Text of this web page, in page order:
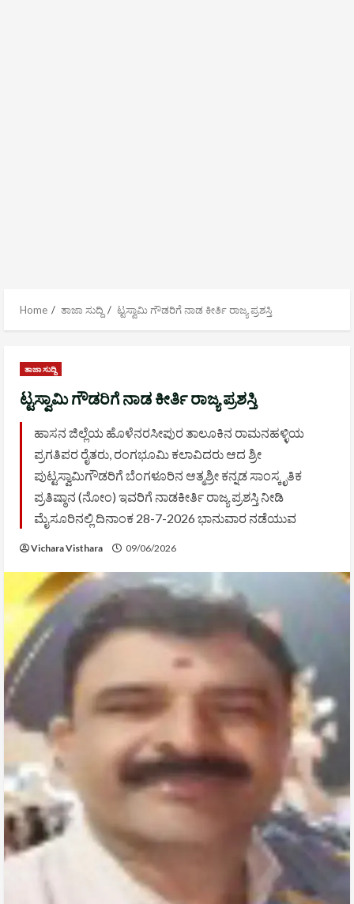
Home ತಾಜಾ ಸುದ್ದಿ ಟ್ಟಸ್ವಾಮಿ ಗೌಡರಿಗೆ ನಾಡ ಕೀರ್ತಿ ರಾಜ್ಯ ಪ್ರಶಸ್ತಿ
ತಾಜಾ ಸುದ್ದಿ
ಟ್ಟಸ್ವಾಮಿ ಗೌಡರಿಗೆ ನಾಡ ಕೀರ್ತಿ ರಾಜ್ಯ ಪ್ರಶಸ್ತಿ
ಹಾಸನ ಜಿಲ್ಲೆಯ ಹೊಳೆನರಸೀಪುರ ತಾಲೂಕಿನ ರಾಮನಹಳ್ಳಿಯ
ಪ್ರಗತಿಪರ ರೈತರು, ರಂಗಭೂಮಿ ಕಲಾವಿದರು ಆದ ಶ್ರೀ
ಪುಟ್ಟಸ್ವಾಮಿಗೌಡರಿಗೆ ಬೆಂಗಳೂರಿನ ಆತ್ಮಶ್ರೀ ಕನ್ನಡ ಸಾಂಸ್ಕೃತಿಕ
ಪ್ರತಿಷ್ಠಾನ (ನೋಂ) ಇವರಿಗೆ ನಾಡಕೀರ್ತಿ ರಾಜ್ಯ ಪ್ರಶಸ್ತಿ ನೀಡಿ
ಮೈಸೂರಿನಲ್ಲಿ ದಿನಾಂಕ 28-7-2026 ಭಾನುವಾರ ನಡೆಯುವ
Vichara Visthara 09/06/2026